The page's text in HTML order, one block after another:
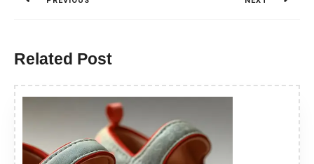
Related Post